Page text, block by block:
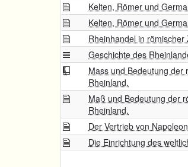
Kelten, Römer und
Kelten, Römer und
Rheinhandel in römischer
Geschichte des
Mass und Bedeutung der
Rheinland.
Maß und Bedeutung der
Rheinland.
Der Vertrieb von
Die Einrichtung des